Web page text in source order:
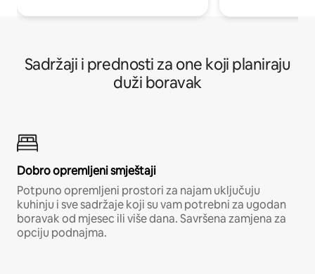
Sadržaji i prednosti za one koji planiraju
duži boravak
Dobro opremljeni smještaji
Potpuno opremljeni prostori za najam uključuju
kuhinju i sve sadržaje koji su vam potrebni za ugodan
boravak od mjesec ili više dana. Savršena zamjena za
opciju podnajma.